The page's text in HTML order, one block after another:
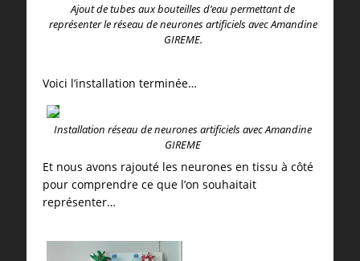
Ajout de tubes aux bouteilles d’eau permettant de
représenter le réseau de neurones artificiels avec Amandine
GIREME.
Voici l’installation terminée…
Installation réseau de neurones artificiels avec Amandine
GIREME
Et nous avons rajouté les neurones en tissu à côté
pour comprendre ce que l’on souhaitait
représenter…